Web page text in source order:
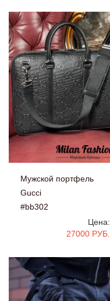
Мужской портфель
Gucci
#bb302
Цена:
27000 РУБ.